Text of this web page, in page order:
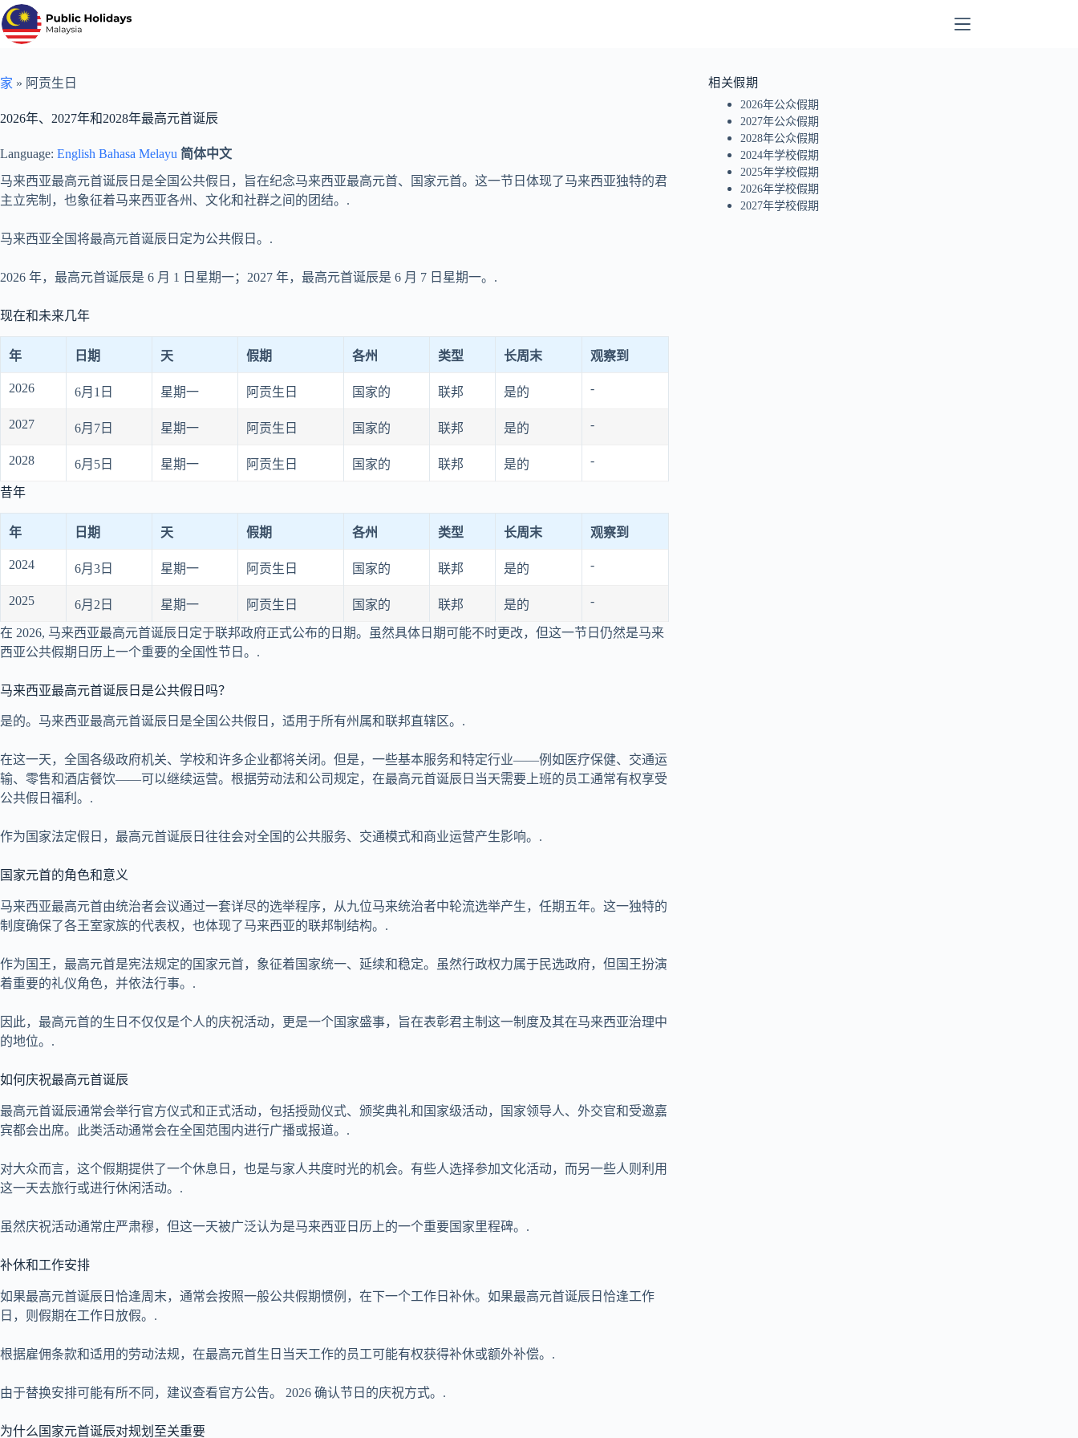
跳
至
家 » 阿贡生日
2026年、2027年和2028年最高元首诞辰
Language: English Bahasa Melayu 简体中文
马来西亚最高元首诞辰日是全国公共假日，旨在纪念马来西亚最高元首、国家元首。这一节日体现了马来西亚独特的君
主立宪制，也象征着马来西亚各州、文化和社群之间的团结。.
马来西亚全国将最高元首诞辰日定为公共假日。.
2026 年，最高元首诞辰是 6 月 1 日星期一；2027 年，最高元首诞辰是 6 月 7 日星期一。.
现在和未来几年
年 日期 天 假期 各州 类型 长周末 观察到
2026 6月1日 星期一 阿贡生日 国家的 联邦 是的 -
2027 6月7日 星期一 阿贡生日 国家的 联邦 是的 -
2028 6月5日 星期一 阿贡生日 国家的 联邦 是的 -
昔年
年 日期 天 假期 各州 类型 长周末 观察到
2024 6月3日 星期一 阿贡生日 国家的 联邦 是的 -
2025 6月2日 星期一 阿贡生日 国家的 联邦 是的 -
在 2026, 马来西亚最高元首诞辰日定于联邦政府正式公布的日期。虽然具体日期可能不时更改，但这一节日仍然是马来
西亚公共假期日历上一个重要的全国性节日。.
马来西亚最高元首诞辰日是公共假日吗？
是的。马来西亚最高元首诞辰日是全国公共假日，适用于所有州属和联邦直辖区。.
在这一天，全国各级政府机关、学校和许多企业都将关闭。但是，一些基本服务和特定行业——例如医疗保健、交通运
输、零售和酒店餐饮——可以继续运营。根据劳动法和公司规定，在最高元首诞辰日当天需要上班的员工通常有权享受
公共假日福利。.
作为国家法定假日，最高元首诞辰日往往会对全国的公共服务、交通模式和商业运营产生影响。.
国家元首的角色和意义
马来西亚最高元首由统治者会议通过一套详尽的选举程序，从九位马来统治者中轮流选举产生，任期五年。这一独特的
制度确保了各王室家族的代表权，也体现了马来西亚的联邦制结构。.
作为国王，最高元首是宪法规定的国家元首，象征着国家统一、延续和稳定。虽然行政权力属于民选政府，但国王扮演
着重要的礼仪角色，并依法行事。.
因此，最高元首的生日不仅仅是个人的庆祝活动，更是一个国家盛事，旨在表彰君主制这一制度及其在马来西亚治理中
的地位。.
如何庆祝最高元首诞辰
最高元首诞辰通常会举行官方仪式和正式活动，包括授勋仪式、颁奖典礼和国家级活动，国家领导人、外交官和受邀嘉
宾都会出席。此类活动通常会在全国范围内进行广播或报道。.
对大众而言，这个假期提供了一个休息日，也是与家人共度时光的机会。有些人选择参加文化活动，而另一些人则利用
这一天去旅行或进行休闲活动。.
虽然庆祝活动通常庄严肃穆，但这一天被广泛认为是马来西亚日历上的一个重要国家里程碑。.
补休和工作安排
如果最高元首诞辰日恰逢周末，通常会按照一般公共假期惯例，在下一个工作日补休。如果最高元首诞辰日恰逢工作
日，则假期在工作日放假。.
根据雇佣条款和适用的劳动法规，在最高元首生日当天工作的员工可能有权获得补休或额外补偿。.
由于替换安排可能有所不同，建议查看官方公告。 2026 确认节日的庆祝方式。.
为什么国家元首诞辰对规划至关重要
相关假期
2026年公众假期
2027年公众假期
2028年公众假期
2024年学校假期
2025年学校假期
2026年学校假期
2027年学校假期